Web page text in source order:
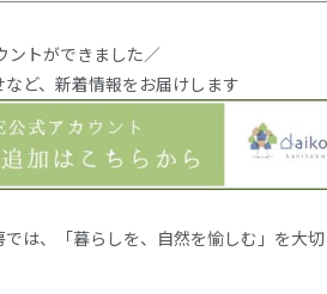
ントができました／
など、新着情報をお届けします
は、「暮らしを、自然を愉しむ」を大